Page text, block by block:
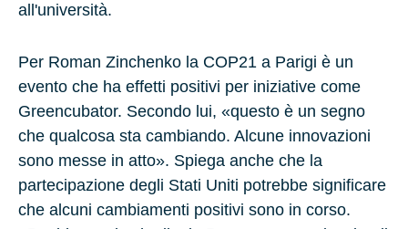
all'università.
Per Roman Zinchenko la COP21 a Parigi è un
evento che ha effetti positivi per iniziative come
Greencubator. Secondo lui, «questo è un segno
che qualcosa sta cambiando. Alcune innovazioni
sono messe in atto». Spiega anche che la
partecipazione degli Stati Uniti potrebbe significare
che alcuni cambiamenti positivi sono in corso.